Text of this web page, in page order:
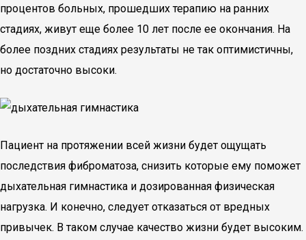
процентов больных, прошедших терапию на ранних
стадиях, живут еще более 10 лет после ее окончания. На
более поздних стадиях результаты не так оптимистичны,
но достаточно высоки.
Пациент на протяжении всей жизни будет ощущать
последствия фиброматоза, снизить которые ему поможет
дыхательная гимнастика и дозированная физическая
нагрузка. И конечно, следует отказаться от вредных
привычек. В таком случае качество жизни будет высоким.